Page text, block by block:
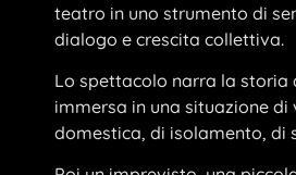
teatro in uno strumento di
dialogo e crescita collettiva.
Lo spettacolo narra la storia
immersa in una situazione di
domestica, di isolamento, di